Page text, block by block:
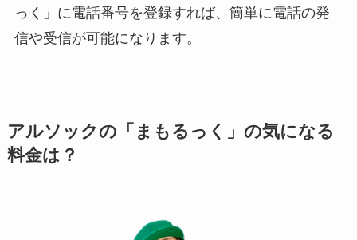
っく」に電話番号を登録すれば、簡単に電話の発
信や受信が可能になります。
アルソックの「まもるっく」の気になる
料金は？